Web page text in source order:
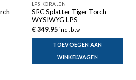
–
LPS KORALEN
SRC Splatter Tiger Torch –
WYSIWYG LPS
€349,95 incl. btw
TOEVOEGEN AAN
WINKELWAGEN